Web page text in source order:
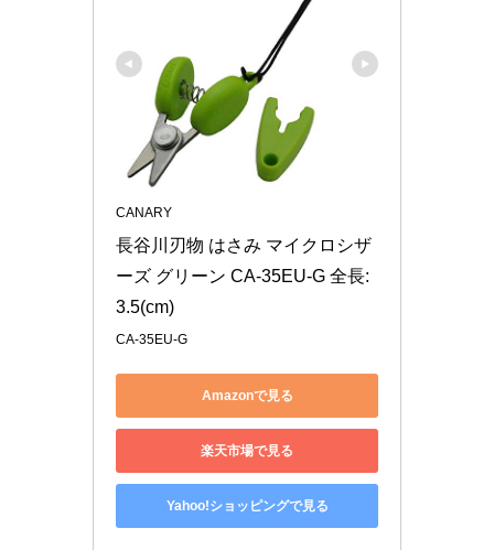
CANARY
長谷川刃物 はさみ マイクロシザ
ーズ グリーン CA-35EU-G 全長:
3.5(cm)
CA-35EU-G
Amazonで見る
楽天市場で見る
Yahoo!ショッピングで見る